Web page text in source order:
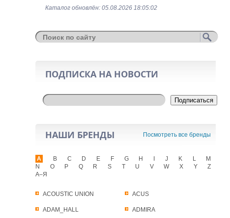
Каталог обновлён: 05.08.2026 18:05:02
ПОДПИСКА НА НОВОСТИ
Подписаться
НАШИ БРЕНДЫ Посмотреть все бренды
A
ACOUSTIC UNION ACUS
ADAM_HALL ADMIRA
B C D E F G H J K L
M
N
O P Q R S T U V W X Y
Z
А–Я